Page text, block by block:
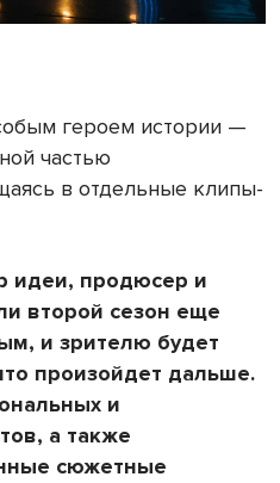
героем истории —
частью
в отдельные клипы-
идеи, продюсер и
второй сезон еще
и зрителю будет
произойдет дальше.
и
а также
сюжетные